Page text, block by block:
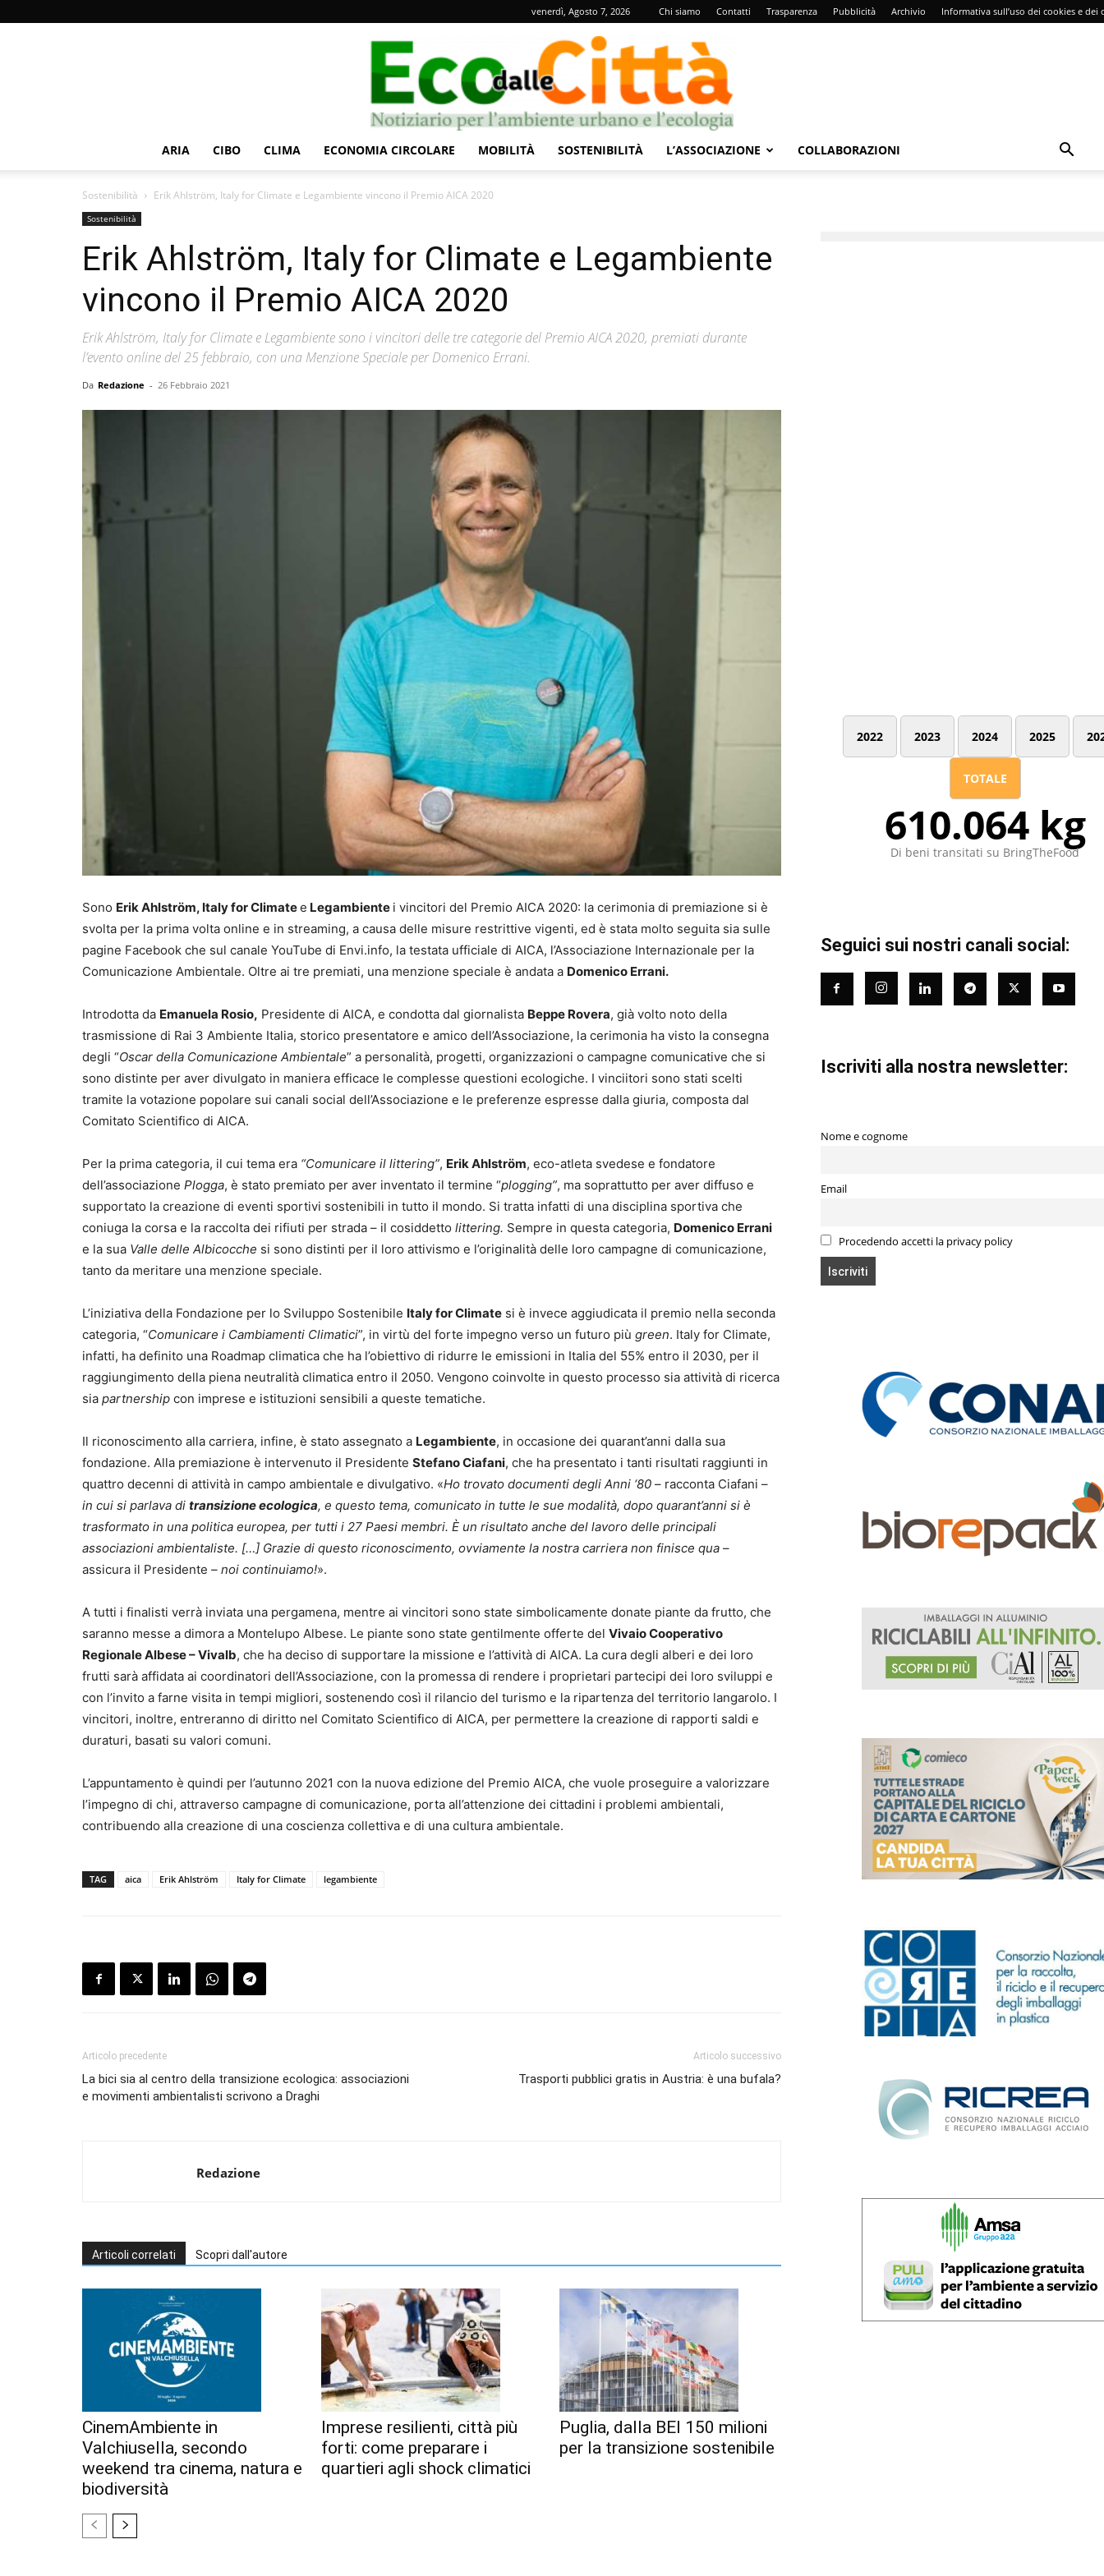
venerdì, Agosto 7, 2026 Chi siamo Contatti Trasparenza Pubblicità Archivio Informativa sull’uso dei cookies e dei
ARIA CIBO CLIMA ECONOMIA CIRCOLARE MOBILITÀ SOSTENIBILITÀ L’ASSOCIAZIONE COLLABORAZIONI
Sostenibilità Erik Ahlström, Italy for Climate e Legambiente vincono il Premio AICA 2020
Sostenibilità
Erik Ahlström, Italy for Climate e Legambiente
vincono il Premio AICA 2020
Erik Ahlström, Italy for Climate e Legambiente sono i vincitori delle tre categorie del Premio AICA 2020, premiati durante
l’evento online del 25 febbraio, con una Menzione Speciale per Domenico Errani.
Da Redazione - 26 Febbraio 2021
Sono Erik Ahlström, Italy for Climatee Legambiente i vincitori del Premio AICA 2020: la cerimonia di premiazione si è
svolta per la prima volta online e in streaming, a causa delle misure restrittive vigenti, ed è stata molto seguita sia sulle
pagine Facebook che sul canale YouTube di Envi.info, la testata ufficiale di AICA, l’Associazione Internazionale per la
Comunicazione Ambientale. Oltre ai tre premiati, una menzione speciale è andata a Domenico Errani.
Introdotta da Emanuela Rosio, Presidente di AICA, e condotta dal giornalista Beppe Rovera, già volto noto della
trasmissione di Rai 3 Ambiente Italia, storico presentatore e amico dell’Associazione, la cerimonia ha visto la consegna
degli “Oscar della Comunicazione Ambientale” a personalità, progetti, organizzazioni o campagne comunicative che si
sono distinte per aver divulgato in maniera efficace le complesse questioni ecologiche. I vinciitori sono stati scelti
tramite la votazione popolare sui canali social dell’Associazione e le preferenze espresse dalla giuria, composta dal
Comitato Scientifico di AICA.
Per la prima categoria, il cui tema era “Comunicare il littering”, Erik Ahlström, eco-atleta svedese e fondatore
dell’associazione Plogga, è stato premiato per aver inventato il termine “plogging”, ma soprattutto per aver diffuso e
supportato la creazione di eventi sportivi sostenibili in tutto il mondo. Si tratta infatti di una disciplina sportiva che
coniuga la corsa e la raccolta dei rifiuti per strada – il cosiddetto littering. Sempre in questa categoria, Domenico Errani
e la sua Valle delle Albicocche si sono distinti per il loro attivismo e l’originalità delle loro campagne di comunicazione,
tanto da meritare una menzione speciale.
L’iniziativa della Fondazione per lo Sviluppo Sostenibile Italy for Climate si è invece aggiudicata il premio nella seconda
categoria, “Comunicare i Cambiamenti Climatici”, in virtù del forte impegno verso un futuro più green. Italy for Climate,
infatti, ha definito una Roadmap climatica che ha l’obiettivo di ridurre le emissioni in Italia del 55% entro il 2030, per il
raggiungimento della piena neutralità climatica entro il 2050. Vengono coinvolte in questo processo sia attività di ricerca
sia partnership con imprese e istituzioni sensibili a queste tematiche.
Il riconoscimento alla carriera, infine, è stato assegnato a Legambiente, in occasione dei quarant’anni dalla sua
fondazione. Alla premiazione è intervenuto il Presidente Stefano Ciafani, che ha presentato i tanti risultati raggiunti in
quattro decenni di attività in campo ambientale e divulgativo. «Ho trovato documenti degli Anni ‘80 – racconta Ciafani –
in cui si parlava di transizione ecologica, e questo tema, comunicato in tutte le sue modalità, dopo quarant’anni si è
trasformato in una politica europea, per tutti i 27 Paesi membri. È un risultato anche del lavoro delle principali
associazioni ambientaliste. […] Grazie di questo riconoscimento, ovviamente la nostra carriera non finisce qua –
assicura il Presidente – noi continuiamo!».
A tutti i finalisti verrà inviata una pergamena, mentre ai vincitori sono state simbolicamente donate piante da frutto, che
saranno messe a dimora a Montelupo Albese. Le piante sono state gentilmente offerte del Vivaio Cooperativo
Regionale Albese – Vivalb, che ha deciso di supportare la missione e l’attività di AICA. La cura degli alberi e dei loro
frutti sarà affidata ai coordinatori dell’Associazione, con la promessa di rendere i proprietari partecipi dei loro sviluppi e
con l’invito a farne visita in tempi migliori, sostenendo così il rilancio del turismo e la ripartenza del territorio langarolo. I
vincitori, inoltre, entreranno di diritto nel Comitato Scientifico di AICA, per permettere la creazione di rapporti saldi e
duraturi, basati su valori comuni.
L’appuntamento è quindi per l’autunno 2021 con la nuova edizione del Premio AICA, che vuole proseguire a valorizzare
l’impegno di chi, attraverso campagne di comunicazione, porta all’attenzione dei cittadini i problemi ambientali,
contribuendo alla creazione di una coscienza collettiva e di una cultura ambientale.
TAG aica Erik Ahlström Italy for Climate legambiente
Articolo precedente
La bici sia al centro della transizione ecologica: associazioni
e movimenti ambientalisti scrivono a Draghi
Articolo successivo
Trasporti pubblici gratis in Austria: è una bufala?
Redazione
Articoli correlati Scopri dall'autore
CinemAmbiente in
Valchiusella, secondo
weekend tra cinema, natura e
biodiversità
Imprese resilienti, città più
forti: come preparare i
quartieri agli shock climatici
Puglia, dalla BEI 150 milioni
per la transizione sostenibile
2022 2023 2024 2025
TOTALE
610.064 kg
Di beni transitati su BringTheFood
Seguici sui nostri canali social:
Iscriviti alla nostra newsletter:
Nome e cognome
Email
Procedendo accetti la privacy policy